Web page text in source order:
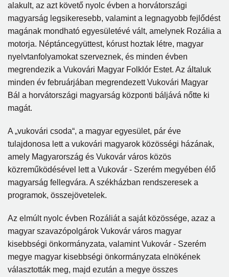
alakult, az azt követő nyolc évben a horvátországi
magyarság legsikeresebb, valamint a legnagyobb fejlődést
magának mondható egyesületévé vált, amelynek Rozália a
motorja. Néptáncegyüttest, kórust hoztak létre, magyar
nyelvtanfolyamokat szerveznek, és minden évben
megrendezik a Vukovári Magyar Folklór Estet. Az általuk
minden év februárjában megrendezett Vukovári Magyar
Bál a horvátországi magyarság központi báljává nőtte ki
magát.
A „vukovári csoda“, a magyar egyesület, pár éve
tulajdonosa lett a vukovári magyarok közösségi házának,
amely Magyarország és Vukovár város közös
közreműködésével lett a Vukovár - Szerém megyében élő
magyarság fellegvára. A székházban rendszeresek a
programok, összejövetelek.
Az elmúlt nyolc évben Rozáliát a saját közössége, azaz a
magyar szavazópolgárok Vukovár város magyar
kisebbségi önkormányzata, valamint Vukovár - Szerém
megye magyar kisebbségi önkormányzata elnökének
választották meg, majd ezután a megye összes